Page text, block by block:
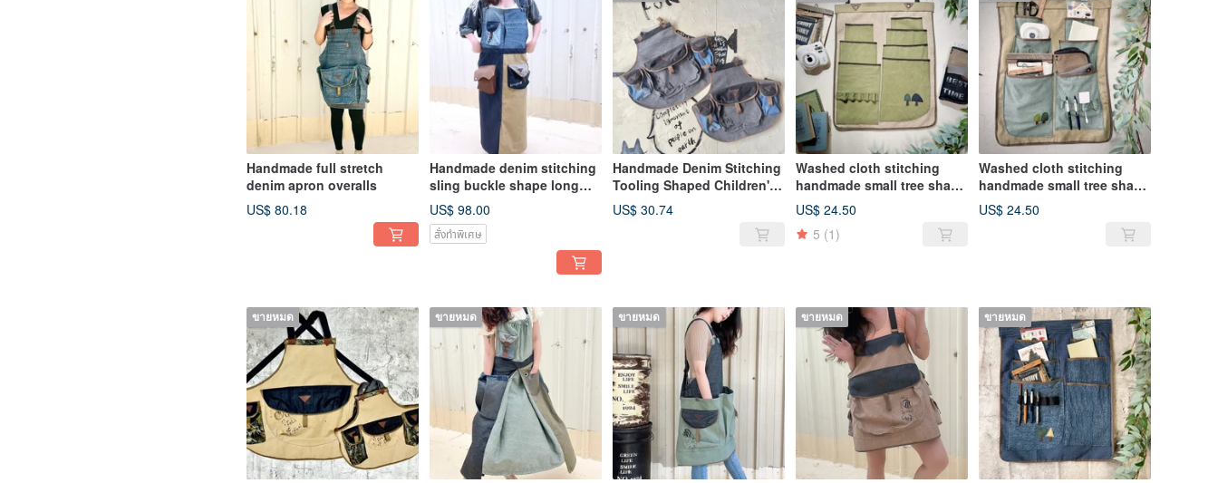
Handmade full stretch
denim apron overalls
US$ 80.18
Handmade denim stitching
sling buckle shape long
apron
US$ 98.00
สั่งทำพิเศษ
Handmade Denim Stitching
Tooling Shaped Children's
Apron
US$ 30.74
Washed cloth stitching
handmade small tree shape
storage hanging bag
stationery storage bag
US$ 24.50
5 (1)
Washed cloth stitching
handmade small tree shape
storage hanging bag
stationery storage bag
US$ 24.50
ขายหมด ขายหมด ขายหมด ขายหมด ขายหมด